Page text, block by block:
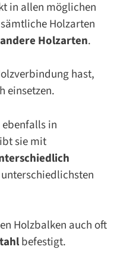
in allen möglichen
Holzarten
Holzarten.
hast,
einsetzen.
in
sie mit
Holzbalken auch oft
befestigt.